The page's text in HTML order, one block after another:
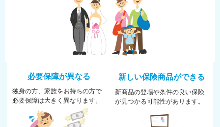
必要保障が異なる
独身の方、家族をお持ちの方で
必要保障は大きく異なります。
新しい保険商品ができる
新商品の登場や条件の良い保険
が見つかる可能性があります。